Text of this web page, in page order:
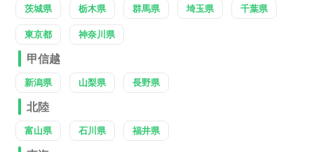
茨城県 栃木県 群馬県 埼玉県 千葉県
東京都 神奈川県
甲信越
新潟県 山梨県 長野県
北陸
富山県 石川県 福井県